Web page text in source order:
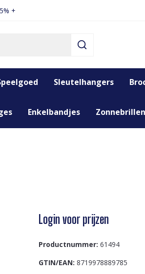
+
Sleutelhangers
Enkelbandjes Zonnebrillen
Login voor prijzen
Productnummer: 61494
GTIN/EAN: 8719978889785